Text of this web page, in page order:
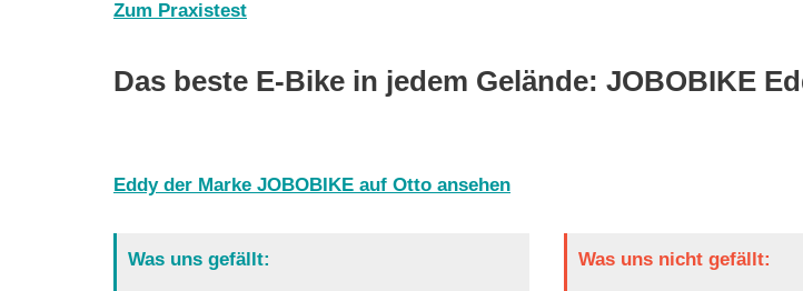
Zum Praxistest
Das beste E-Bike in jedem Gelände: JOBOBIKE
Eddy der Marke JOBOBIKE auf Otto ansehen
Was uns gefällt: Was uns nicht gefällt: